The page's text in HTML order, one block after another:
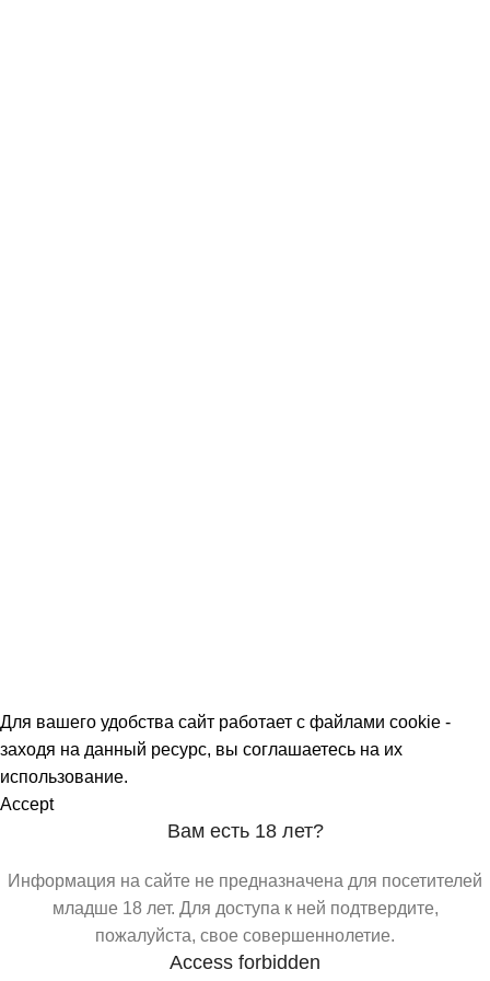
Для вашего удобства сайт работает с файлами cookie -
заходя на данный ресурс, вы соглашаетесь на их
использование.
Accept
Вам есть 18 лет?
Информация на сайте не предназначена для посетителей
младше 18 лет. Для доступа к ней подтвердите,
пожалуйста, свое совершеннолетие.
Access forbidden